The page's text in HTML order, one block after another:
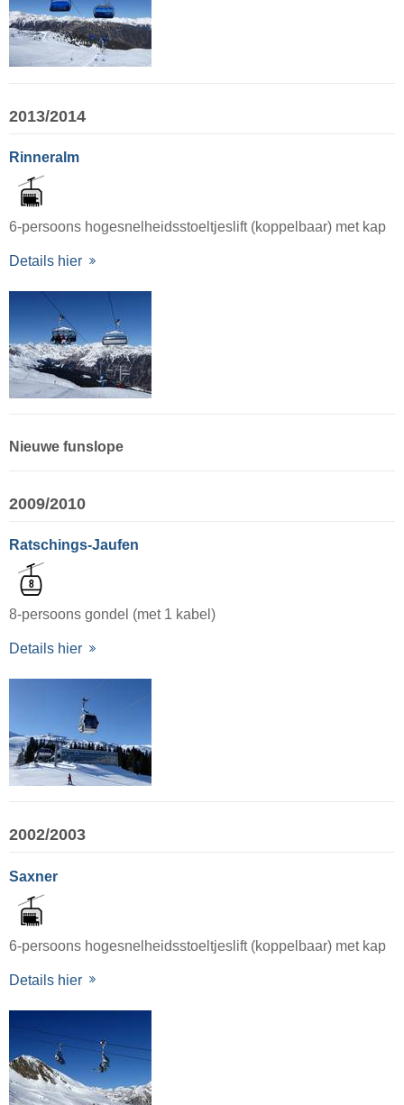
2013/2014
Rinneralm
6-persoons hogesnelheidsstoeltjeslift (koppelbaar) met kap
Details hier
Nieuwe funslope
2009/2010
Ratschings-Jaufen
8-persoons gondel (met 1 kabel)
Details hier
2002/2003
Saxner
6-persoons hogesnelheidsstoeltjeslift (koppelbaar) met kap
Details hier